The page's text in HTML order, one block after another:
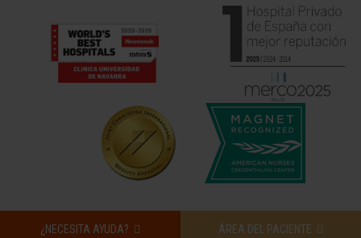
¿NECESITA AYUDA? ÁREA DEL PACIENTE